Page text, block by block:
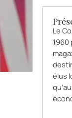
Le
1960
élus